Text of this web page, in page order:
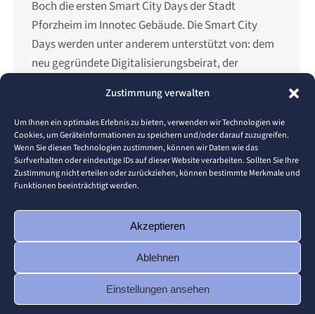
Zustimmung verwalten
Um Ihnen ein optimales Erlebnis zu bieten, verwenden wir Technologien wie
Cookies, um Geräteinformationen zu speichern und/oder darauf zuzugreifen.
Wenn Sie diesen Technologien zustimmen, können wir Daten wie das
Surfverhalten oder eindeutige IDs auf dieser Website verarbeiten. Sollten Sie Ihre
Zustimmung nicht erteilen oder zurückziehen, können bestimmte Merkmale und
Funktionen beeinträchtigt werden.
Akzeptieren
Ablehnen
Einstellungen ansehen
Boch die ersten Smart City Days der Stadt
Pforzheim im Innotec Gebäude. Die Smart City
Days werden unter anderem unterstützt von: dem
neu gegründete Digitalisierungsbeirat, der
Handwerkskammer, der Industrie- und
Handelskammer, derMedien-/ IT-Initiative, dem
Hebel-Gymnasium Pforzheim, Campus X, dem Leo-
Club und natürlich der Hochschule Pforzheim. Am
29.11.…
1 2